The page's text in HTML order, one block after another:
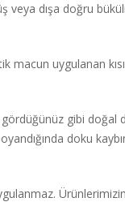
veya dışa doğru
macun uygulanan
gibi doğal
doku